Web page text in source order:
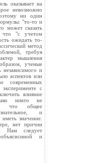
оказывает на
невозможно
ни один
"то-то и
может сказать
что "с учетом
ожидать то-
метод
требуя
мышления
ученые
независимого и
аспектов или
современных
с
влияние
никто не
что общее
и
значение.
нет причин
Нам следует
и